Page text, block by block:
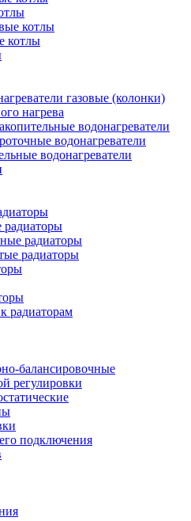
котлы
котлы
газовые (колонки)
нагрева
водонагреватели
водонагреватели
водонагреватели
радиаторы
радиаторы
радиаторы
радиаторам
балансировочные
регулировки
подключения